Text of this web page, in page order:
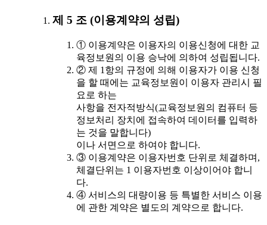
제 5 조 (이용계약의 성립)
① 이용계약은 이용자의 이용신청에 대한 교
육정보원의 이용 승낙에 의하여 성립됩니다.
② 제 1항의 규정에 의해 이용자가 이용 신청
을 할 때에는 교육정보원이 이용자 관리시 필
요로 하는
사항을 전자적방식(교육정보원의 컴퓨터 등
정보처리 장치에 접속하여 데이터를 입력하
는 것을 말합니다)
이나 서면으로 하여야 합니다.
③ 이용계약은 이용자번호 단위로 체결하며,
체결단위는 1 이용자번호 이상이어야 합니
다.
④ 서비스의 대량이용 등 특별한 서비스 이용
에 관한 계약은 별도의 계약으로 합니다.